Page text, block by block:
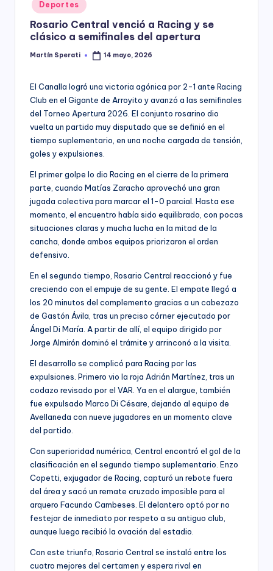
y
in
Deportes
Rosario Central venció a Racing y se
clásico a semifinales del apertura
Posted
Martín Sperati 14 mayo, 2026
El Canalla logró una victoria agónica por 2-1 ante Racing
Club en el Gigante de Arroyito y avanzó a las semifinales
del Torneo Apertura 2026. El conjunto rosarino dio
vuelta un partido muy disputado que se definió en el
tiempo suplementario, en una noche cargada de tensión,
goles y expulsiones.
El primer golpe lo dio Racing en el cierre de la primera
parte, cuando Matías Zaracho aprovechó una gran
jugada colectiva para marcar el 1-0 parcial. Hasta ese
momento, el encuentro había sido equilibrado, con pocas
situaciones claras y mucha lucha en la mitad de la
cancha, donde ambos equipos priorizaron el orden
defensivo.
En el segundo tiempo, Rosario Central reaccionó y fue
creciendo con el empuje de su gente. El empate llegó a
los 20 minutos del complemento gracias a un cabezazo
de Gastón Ávila, tras un preciso córner ejecutado por
Ángel Di María. A partir de allí, el equipo dirigido por
Jorge Almirón dominó el trámite y arrinconó a la visita.
El desarrollo se complicó para Racing por las
expulsiones. Primero vio la roja Adrián Martínez, tras un
codazo revisado por el VAR. Ya en el alargue, también
fue expulsado Marco Di Césare, dejando al equipo de
Avellaneda con nueve jugadores en un momento clave
del partido.
Con superioridad numérica, Central encontró el gol de la
clasificación en el segundo tiempo suplementario. Enzo
Copetti, exjugador de Racing, capturó un rebote fuera
del área y sacó un remate cruzado imposible para el
arquero Facundo Cambeses. El delantero optó por no
festejar de inmediato por respeto a su antiguo club,
aunque luego recibió la ovación del estadio.
Con este triunfo, Rosario Central se instaló entre los
cuatro mejores del certamen y espera rival en